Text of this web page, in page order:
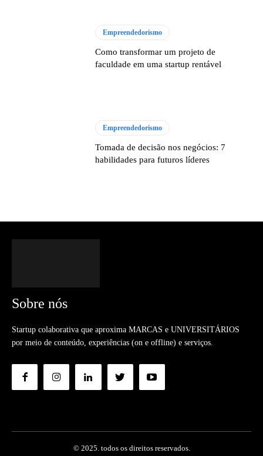
Empreendedorismo
Como transformar um projeto de
faculdade em uma startup rentável
Empreendedorismo
Tomada de decisão nos negócios: 7
habilidades para futuros líderes
Sobre nós
Startup colaborativa que aproxima MARCAS e UNIVERSITÁRIOS
por meio de conteúdo, experiências (on e offline) e serviços.
© 2025. todos os direitos reservados.